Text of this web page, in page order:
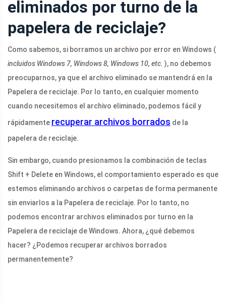
eliminados por turno de la
papelera de reciclaje?
Como sabemos, si borramos un archivo por error en Windows (
incluidos Windows 7, Windows 8, Windows 10, etc. ), no debemos
preocuparnos, ya que el archivo eliminado se mantendrá en la
Papelera de reciclaje. Por lo tanto, en cualquier momento
cuando necesitemos el archivo eliminado, podemos fácil y
rápidamente recuperar archivos borrados de la
papelera de reciclaje.
Sin embargo, cuando presionamos la combinación de teclas
Shift + Delete en Windows, el comportamiento esperado es que
estemos eliminando archivos o carpetas de forma permanente
sin enviarlos a la Papelera de reciclaje. Por lo tanto, no
podemos encontrar archivos eliminados por turno en la
Papelera de reciclaje de Windows. Ahora, ¿qué debemos
hacer? ¿Podemos recuperar archivos borrados
permanentemente?